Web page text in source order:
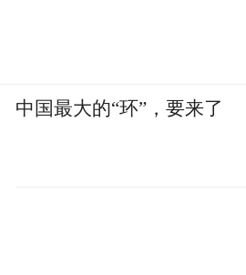
中国最大的“环”，要来了